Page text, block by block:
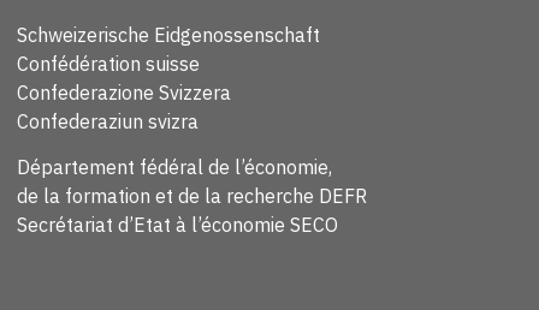
Schweizerische Eidgenossenschaft
Confédération suisse
Confederazione Svizzera
Confederaziun svizra
Département fédéral de l’économie,
de la formation et de la recherche DEFR
Secrétariat d’Etat à l’économie SECO